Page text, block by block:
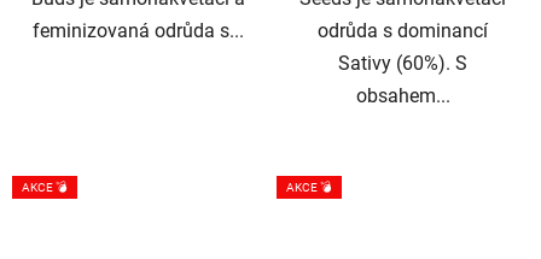
feminizovaná odrůda s...
odrůda s dominancí
Sativy (60%). S
obsahem...
AKCE 💣 AKCE 💣